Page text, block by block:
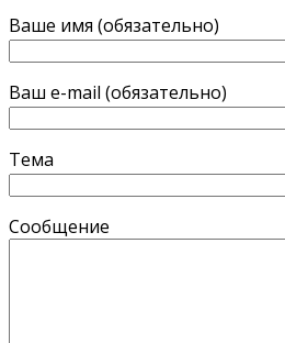
Ваше имя (обязательно)
Ваш e-mail (обязательно)
Тема
Сообщение